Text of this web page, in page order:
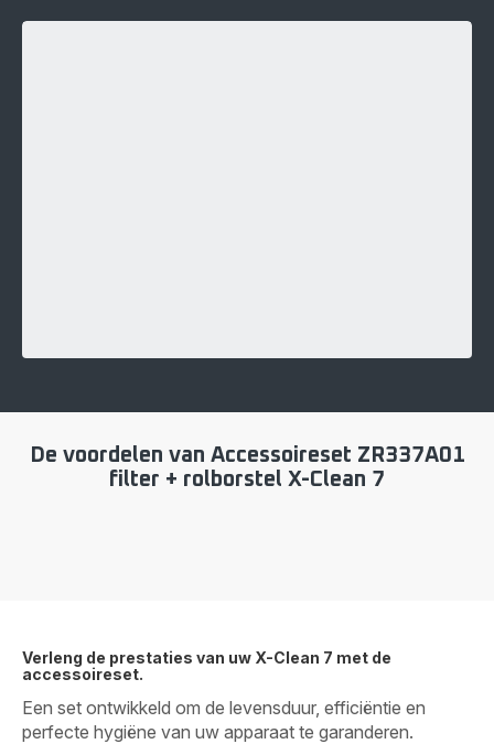
De voordelen van Accessoireset ZR337A01
filter + rolborstel X-Clean 7
Verleng de prestaties van uw X-Clean 7 met de
accessoireset.
Een set ontwikkeld om de levensduur, efficiëntie en
perfecte hygiëne van uw apparaat te garanderen.